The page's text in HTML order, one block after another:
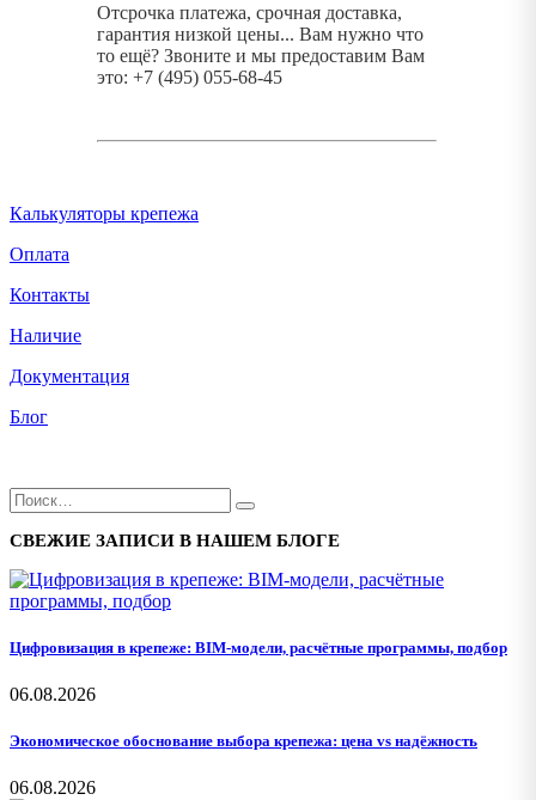
Отсрочка платежа, срочная доставка,
гарантия низкой цены... Вам нужно что
то ещё? Звоните и мы предоставим Вам
это: +7 (495) 055-68-45
Калькуляторы крепежа
Оплата
Контакты
Наличие
Документация
Блог
СВЕЖИЕ ЗАПИСИ В НАШЕМ БЛОГЕ
Цифровизация в крепеже: BIM-модели, расчётные программы, подбор
06.08.2026
Экономическое обоснование выбора крепежа: цена vs надёжность
06.08.2026